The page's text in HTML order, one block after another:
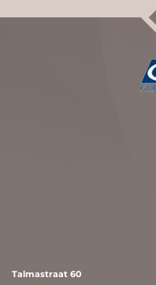
Talmastraat 60